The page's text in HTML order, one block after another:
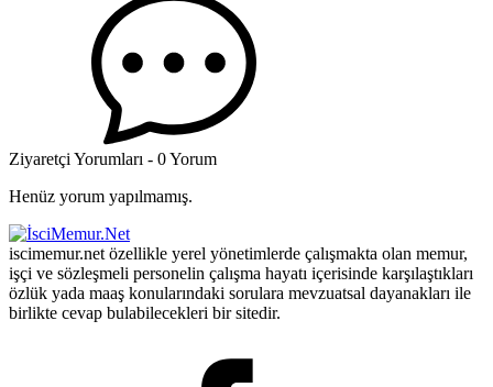
Ziyaretçi Yorumları - 0 Yorum
Henüz yorum yapılmamış.
iscimemur.net özellikle yerel yönetimlerde çalışmakta olan memur,
işçi ve sözleşmeli personelin çalışma hayatı içerisinde karşılaştıkları
özlük yada maaş konularındaki sorulara mevzuatsal dayanakları ile
birlikte cevap bulabilecekleri bir sitedir.